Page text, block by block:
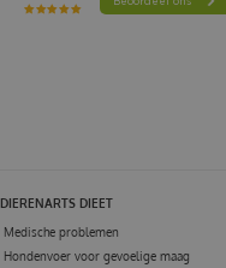
DIERENARTS DIEET
Medische problemen
Hondenvoer voor gevoelige maag